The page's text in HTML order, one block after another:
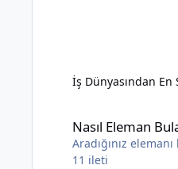
İş Dünyasından
Nasıl Eleman
Aradığınız
11 ileti